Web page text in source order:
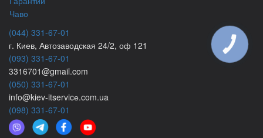
Чаво
(044) 331-67-01
г. Киев, Автозаводская 24/2, оф 121
(093) 331-67-01
3316701@gmail.com
(050) 331-67-01
info@kiev-itservicе.com.ua
(098) 331-67-01
КНОПКА
ЗВ'ЯЗКУ